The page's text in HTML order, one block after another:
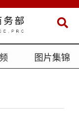
图片集锦